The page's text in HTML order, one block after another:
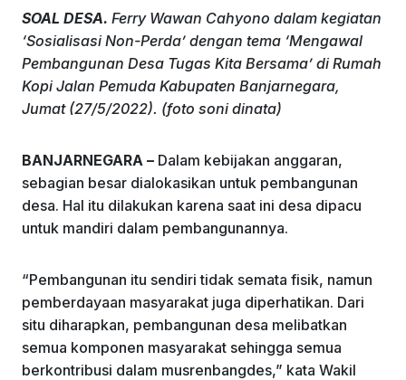
c
e
b
o
o
k
k
e
dI
n
at
s
A
p
p
e
gr
a
m
ai
l
ar
e
SOAL DESA. Ferry Wawan Cahyono dalam kegiatan
‘Sosialisasi Non-Perda’ dengan tema ‘Mengawal
Pembangunan Desa Tugas Kita Bersama’ di Rumah
Kopi Jalan Pemuda Kabupaten Banjarnegara,
Jumat (27/5/2022). (foto soni dinata)
BANJARNEGARA – Dalam kebijakan anggaran,
sebagian besar dialokasikan untuk pembangunan
desa. Hal itu dilakukan karena saat ini desa dipacu
untuk mandiri dalam pembangunannya.
“Pembangunan itu sendiri tidak semata fisik, namun
pemberdayaan masyarakat juga diperhatikan. Dari
situ diharapkan, pembangunan desa melibatkan
semua komponen masyarakat sehingga semua
berkontribusi dalam musrenbangdes,” kata Wakil